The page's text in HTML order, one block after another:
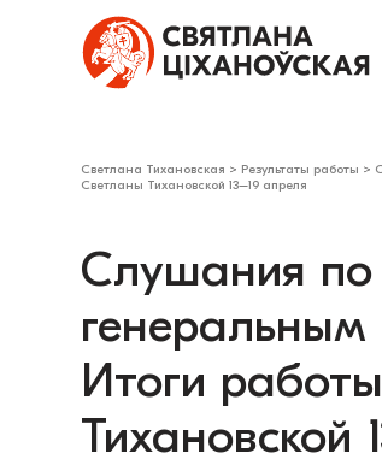
Светлана Тихановская > Результаты работы >
Светланы Тихановской 13–19 апреля
Слушания по
Итоги
Тихановской